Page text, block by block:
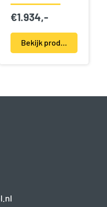
€1.934,-
Bekijk product(en)